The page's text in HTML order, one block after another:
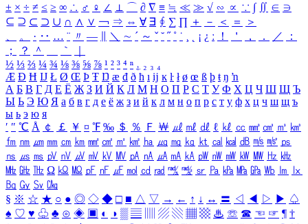
± × ÷ ≠ ≤ ≥ ∞ ∴ ♂ ♀ ∠ ⊥ ⌒ ∂ ∇ ≡ ≒ ≪ ≫ √ ∽ ∝ ∵ ∫ ∬ ∈ ∋
⊆ ⊇ ⊂ ⊃ ∪ ∩ ∧ ∨ ￢ ⇒ ⇔ ∀ ∃ ∮ ∑ ∏ ＋ － ＜ ＝
＞
、
。 · ‥ … ¨ 〃 ― ＼ ∼ ´ ～ ˇ ˘ ˝ ˚ ˙ ¸ ¡ ¿ ː ！ ＇ ， ． ／
：
；
？ ＾ ｀
½ ⅓ ⅔ ¼ ¾ ⅛ ⅜ ⅝ ⅞ ¹ ² ³ ⁴ ⁿ ₁ ₂ ₃ ₄
Æ Ð Ħ Ĳ Ł Ø Œ Þ Ŧ Ŋ æ đ ð ħ ı ĳ ĸ ŀ ł ø œ ß þ ŧ ŋ ŉ
А Б В Г Д Е Ё Ж З И Й К Л М Н О П Р С Т У Ф Х Ц Ч Ш Щ Ъ
Ы Ь Э Ю Я а б в г д е ё ж з и й к л м н о п р с т у ф х ц ч ш щ ъ
ы ь э ю я
′ ″ ℃ Å ￠ ￡ ￥ ¤ ℉ ‰ ＄ ％ Ｆ ￦ ㎕ ㎖ ㎗ ℓ ㎘ ㏄ ㎣ ㎤ ㎥ ㎦
㎙ ㎚ ㎛ ㎜ ㎝ ㎞ ㎟ ㎠ ㎡ ㎢ ㏊ ㎍ ㎎ ㎏ ㏏ ㎈ ㎉ ㏈ ㎧ ㎨ ㎰
㎱ ㎲ ㎳ ㎴ ㎵ ㎶ ㎷ ㎸ ㎹ ㎀ ㎁ ㎂ ㎃ ㎄ ㎺ ㎻ ㎽ ㎾ ㎿ ㎐ ㎑
㎒ ㎓ ㎔ Ω ㏀ ㏁ ㎊ ㎋ ㎌ ㏖ ㏅ ㎭ ㎮ ㎯ ㏛ ㎩ ㎪ ㎫ ㎬ ㏝ ㏐
㏓
㏃ ㏉ ㏜ ㏆
§ ※ ☆ ★ ○ ● ◎ ◇ ◆ □ ■ △ ▽ → ← ↑ ↓ ↔ 〓 ◁ ◀ ▷ ▶ ♤
♠ ♡ ♥ ♧ ♣ ⊙ ◈ ▣ ◐ ◑ ▒ ▤ ▨ ▧ ▦ ▩ ♨ ☏ ☎ ☜ ☞ ¶ †